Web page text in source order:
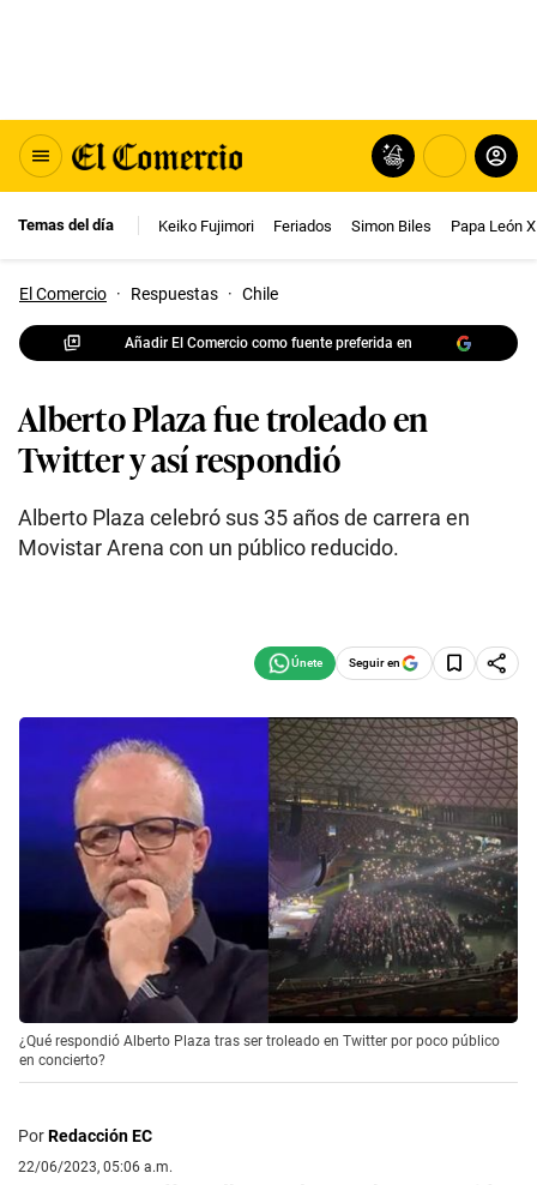
Temas del día Keiko Fujimori Feriados Simon Biles Papa León
El Comercio · Respuestas · Chile
Añadir El Comercio como fuente preferida en
Alberto Plaza fue troleado en
Twitter y así respondió
Alberto Plaza celebró sus 35 años de carrera en
Movistar Arena con un público reducido.
Seguir en
¿Qué respondió Alberto Plaza tras ser troleado en Twitter por poco público
en concierto?
PorRedacción EC
22/06/2023, 05:06 a.m.